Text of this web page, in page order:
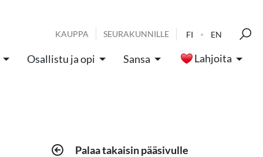
KAUPPA SEURAKUNNILLE FI EN
Osallistu ja opi Sansa Lahjoita
Palaa takaisin pääsivulle